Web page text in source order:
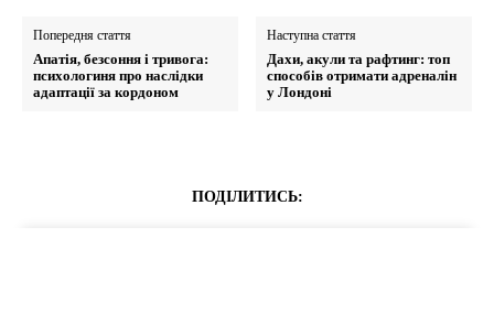
Попередня стаття
Апатія, безсоння і тривога:
психологиня про наслідки
адаптації за кордоном
Наступна стаття
Дахи, акули та рафтинг: топ
способів отримати адреналін
у Лондоні
ПОДІЛИТИСЬ: